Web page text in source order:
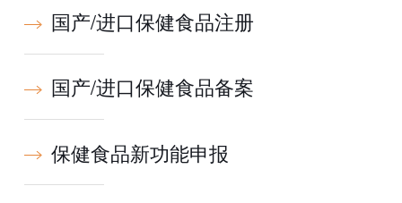
国产/进口保健食品注册
国产/进口保健食品备案
保健食品新功能申报